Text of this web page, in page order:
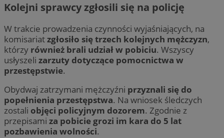
Kolejni sprawcy zgłosili się na policję
W trakcie prowadzenia czynności wyjaśniających, na
komisariatzgłosiło się trzech kolejnych mężczyzn,
którzy również brali udział w pobiciu. Wszyscy
usłyszeli zarzuty dotyczące pomocnictwa w
przestępstwie.
Obydwaj zatrzymani mężczyźni przyznali się do
popełnienia przestępstwa. Na wniosek śledczych
zostali objęci policyjnym dozorem. Zgodnie z
przepisami za pobicie grozi im kara do 5 lat
pozbawienia wolności.